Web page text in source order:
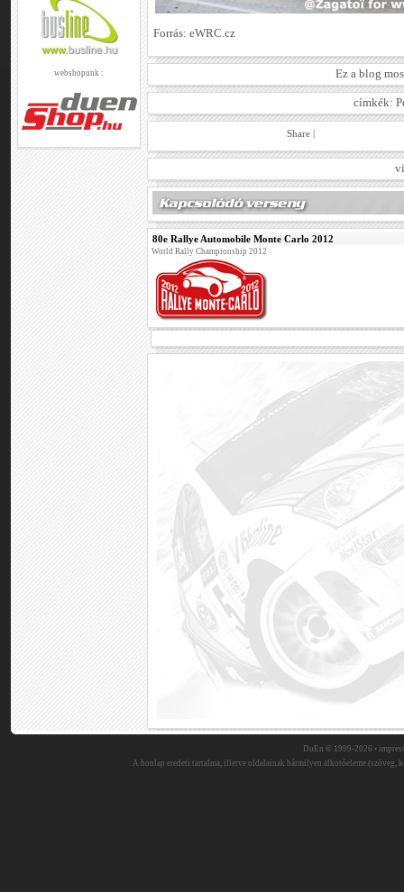
webshopunk :
Forrás: eWRC.cz
Ez a blog
címkék:
Share |
80e Rallye Automobile Monte Carlo 2012
World Rally Championship 2012
DuEn © 1999-2026 •
A honlap eredeti tartalma, illetve oldalainak bármilyen alkotóeleme (szöveg,